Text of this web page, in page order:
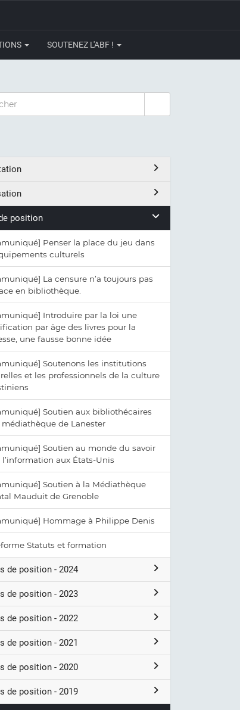
SOUTENEZ L'ABF !
position
Penser la place du jeu dans
culturels
La censure n’a toujours pas
en bibliothèque.
Introduire par la loi une
par âge des livres pour la
une fausse bonne idée
Soutenons les institutions
et les professionnels de la culture
Soutien aux bibliothécaires
médiathèque de Lanester
Soutien au monde du savoir
l’information aux États-Unis
Soutien à la Médiathèque
Mauduit de Grenoble
Hommage à Philippe Denis
Statuts et formation
de position - 2024
de position - 2023
de position - 2022
de position - 2021
de position - 2020
de position - 2019